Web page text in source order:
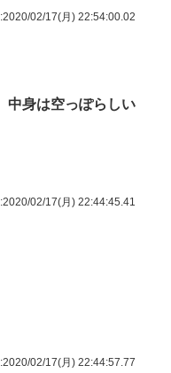
02/17(月) 22:54:00.02
中身は空っぽらしい
02/17(月) 22:44:45.41
02/17(月) 22:44:57.77